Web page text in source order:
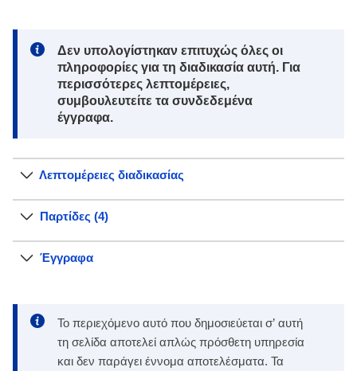
Note:
Δεν υπολογίστηκαν επιτυχώς όλες οι
πληροφορίες για τη διαδικασία αυτή. Για
περισσότερες λεπτομέρειες,
συμβουλευτείτε τα συνδεδεμένα
έγγραφα.
Λεπτομέρειες διαδικασίας
Παρτίδες (4)
Έγγραφα
Το περιεχόμενο αυτό που δημοσιεύεται σ’ αυτή
τη σελίδα αποτελεί απλώς πρόσθετη υπηρεσία
και δεν παράγει έννομα αποτελέσματα. Τα